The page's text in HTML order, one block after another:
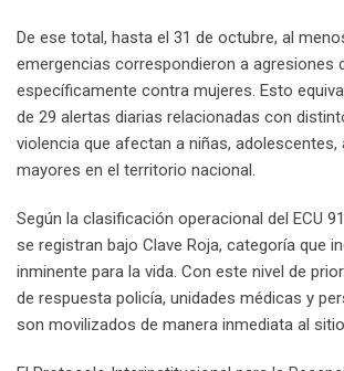
De ese total, hasta el 31 de octubre, al
emergencias correspondieron a agresiones
específicamente contra mujeres. Esto
de 29 alertas diarias relacionadas con
violencia que afectan a niñas, adolescentes,
mayores en el territorio nacional.
Según la clasificación operacional del ECU
se registran bajo Clave Roja, categoría que
inminente para la vida. Con este nivel de
de respuesta policía, unidades médicas y
son movilizados de manera inmediata al